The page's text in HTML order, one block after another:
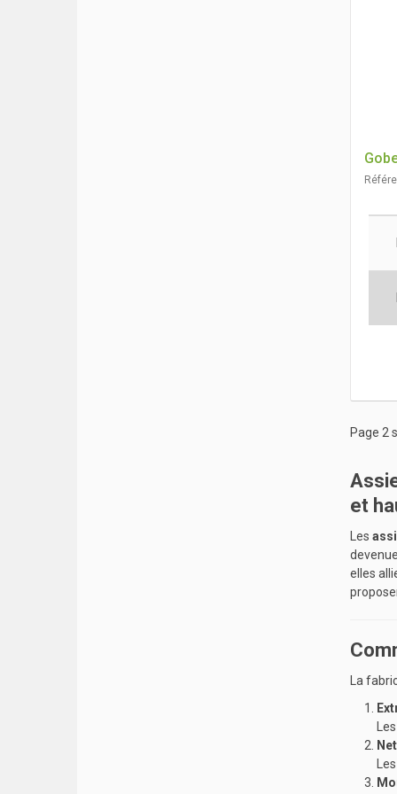
Page 2
et
Les
elles
La